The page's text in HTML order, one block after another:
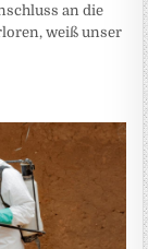
an die
weiß unser